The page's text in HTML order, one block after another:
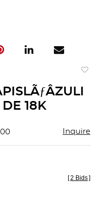
18K
Inquire
[2 Bids]